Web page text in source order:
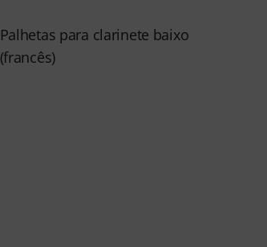
Palhetas para clarinete baixo
(francês)